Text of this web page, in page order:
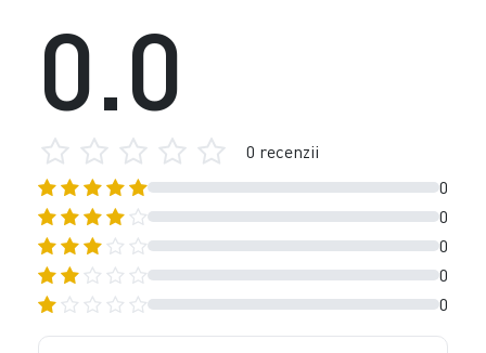
0
0
0
0
0
0.0
0 recenzii